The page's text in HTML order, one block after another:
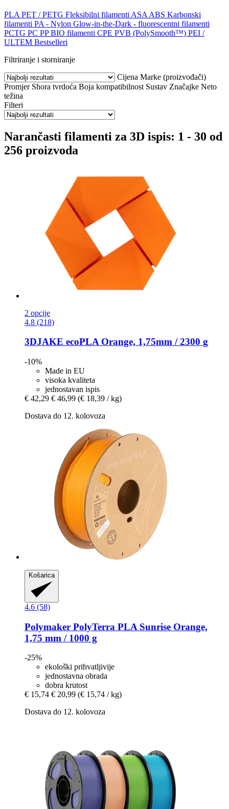
PLA PET / PETG Fleksibilni filamenti ASA ABS Karbonski
filamenti PA - Nylon Glow-in-the-Dark - fluorescentni filamenti
PCTG PC PP BIO filamenti CPE PVB (PolySmooth™) PEI /
ULTEM Bestselleri
Filtriranje i storniranje
Cijena Marke (proizvođači)
Promjer Shora tvrdoća Boja kompatibilnost Sustav Značajke Neto
težina
Filteri
Narančasti filamenti za 3D ispis: 1 - 30 od
256 proizvoda
2 opcije
4.8 (218)
3DJAKE ecoPLA Orange, 1,75mm / 2300 g
-10%
Made in EU
visoka kvaliteta
jednostavan ispis
€ 42,29 € 46,99 (€ 18,39 / kg)
Dostava do 12. kolovoza
Košarica
4.6 (58)
Polymaker PolyTerra PLA Sunrise Orange,
1,75 mm / 1000 g
-25%
ekološki prihvatljivije
jednostavna obrada
dobra krutost
€ 15,74 € 20,99 (€ 15,74 / kg)
Dostava do 12. kolovoza